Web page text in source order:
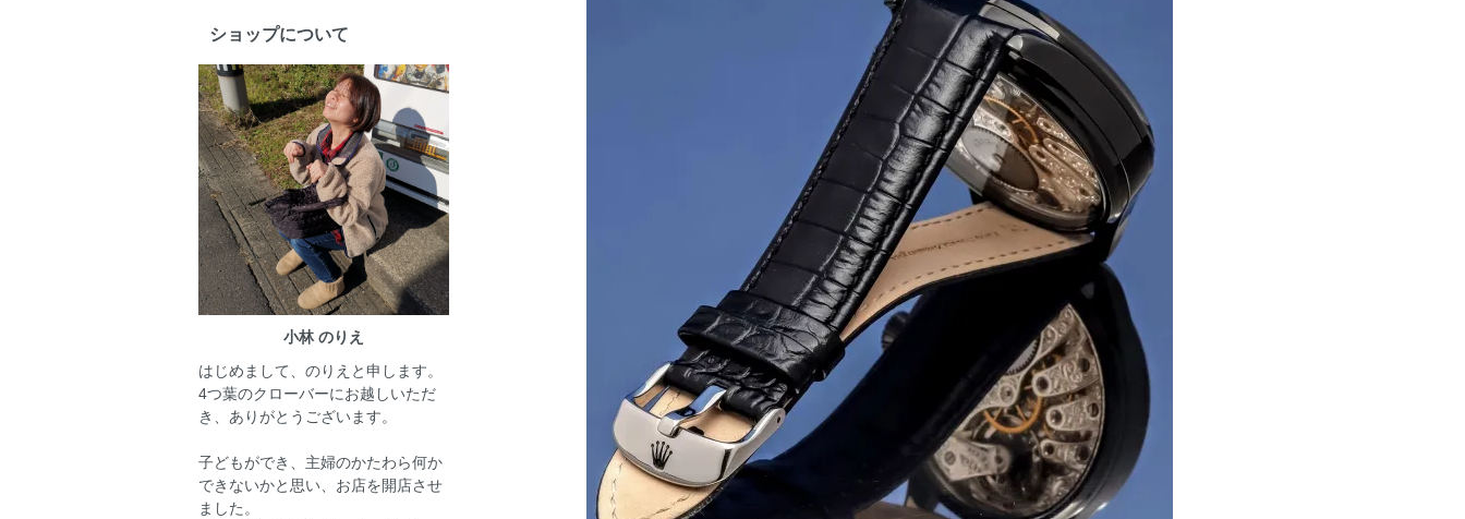
ショップについて
小林 のりえ
はじめまして、のりえと申します。
4つ葉のクローバーにお越しいただ
き、ありがとうございます。
子どもができ、主婦のかたわら何か
できないかと思い、お店を開店させ
ました。